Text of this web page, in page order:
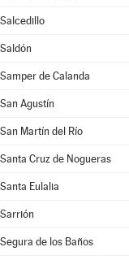
Salcedillo
Saldón
Samper de Calanda
San Agustín
San Martín del Río
Santa Cruz de Nogueras
Santa Eulalia
Sarrión
Segura de los Baños